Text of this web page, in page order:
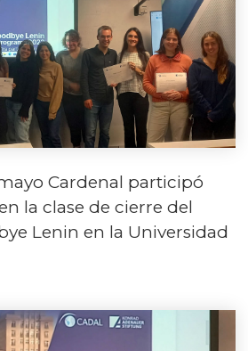
Cardenal participó
la clase de cierre del
Lenin en la Universidad